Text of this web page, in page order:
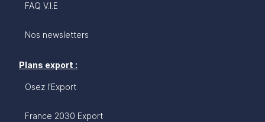
FAQ V.I.E
Nos newsletters
Plans export :
Osez l'Export
France 2030 Export